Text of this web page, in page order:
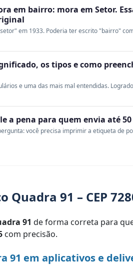
em bairro: mora em Setor.
em 1933. Poderia ter escrito "bairro"
os tipos e como
e uma das mais mal entendidas.
a pena para quem envia até 50
você precisa imprimir a etiqueta de
91 – CEP
91 de forma correta para
com precisão.
91 em aplicativos e